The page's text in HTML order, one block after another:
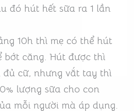
đó hút hết sữa ra 1 lần
10h thì mẹ có thể hút
bớt căng. Hút được thì
đủ cữ, nhưng vắt tay thì
lượng sữa cho con
mỗi người mà áp dụng.